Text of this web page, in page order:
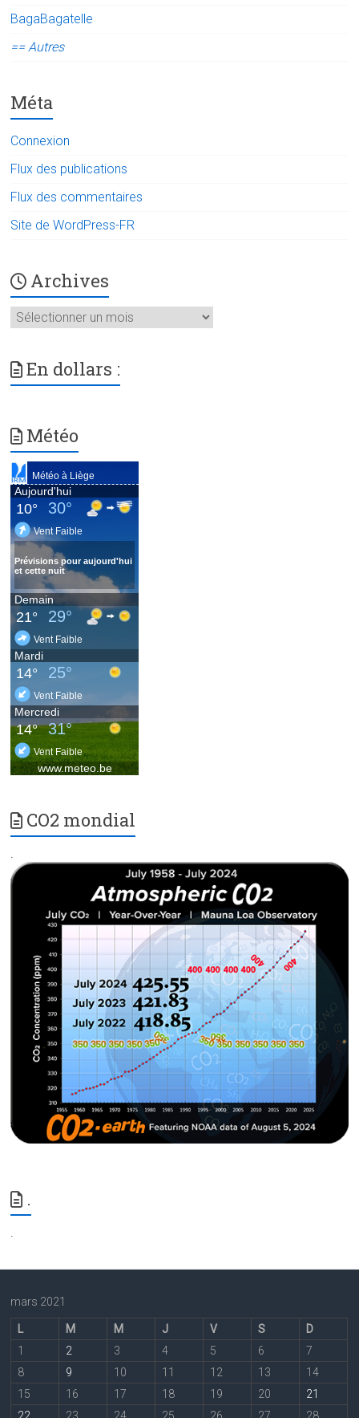
BagaBagatelle
== Autres
Méta
Connexion
Flux des publications
Flux des commentaires
Site de WordPress-FR
Archives
Archives
En dollars :
Météo
CO2 mondial
.
.
.
mars 2021
L M M J V S
D
1
2 3 4 5 6
7
8
9 10 11 12 13
14
15
16 17 18 19 20
21